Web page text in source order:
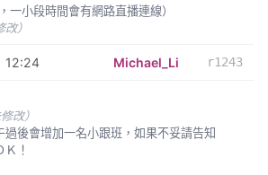
，一小段時間會有網路直播連線）
）
12:24 Michael_Li
r1243
改）
！